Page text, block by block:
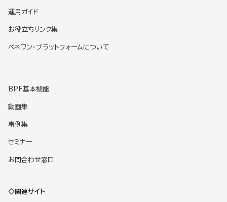
運用ガイド
お役立ちリンク集
ベネワン・プラットフォームについて
BPF基本機能
動画集
事例集
セミナー
お問合わせ窓口
◇関連サイト